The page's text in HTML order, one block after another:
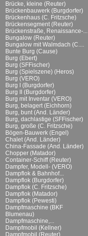
Brücke, kleine (Reuter)
Brückenbauwerk (Burgdorfer)
Brückenhaus (C. Fritzsche)
Brückensegment (Reuter)
Brückenstraße, Renaissance-...
Bungalow (Reuter)
Bungalow mit Walmdach (C....
Bunte Burg (Cause)
Burg (Ebert)
Burg (SFFischer)
Burg (Spielszene) (Heros)
Burg (VERO)
Burg I (Burgdorfer)
Burg II (Burgdorfer)
Burg mit Inventar (VERO)
Burg, belagert (Eichhorn)
Burg, bunt (And. Länder)
Burg, dachlastige (SFFischer)
Burg, große (C. Fritzsche)
Bögen-Bauwerk (Engel)
Chalet (And. Länder)
China-Fassade (And. Länder)
Chopper (Matador)
Container-Schiff (Reuter)
Dampfer, Modell- (VERO)
Dampflok & Bahnhof...
Dampflok (Burgdorfer)
Dampflok (C. Fritzsche)
Dampflok (Matador)
Dampflok (Pewesti)
Dampfmaschine (BKF
Blumenau)
Dampfmaschine,...
Dampfmobil (Kellner)
Dampfmobil (Reuter)